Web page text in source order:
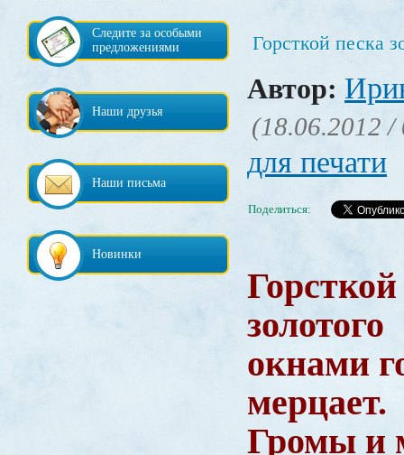
Следите за особыми
предложениями
Наши друзья
Наши письма
Новинки
Горсткой песка
Автор:
(18.06.2012 /
для печати
Поделиться:
золотого
окнами
мерцает.
Громы и